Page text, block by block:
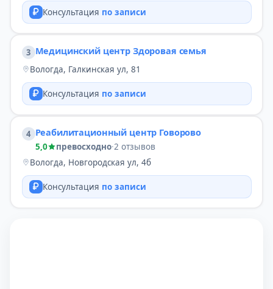
Консультация по записи
3 Медицинский центр Здоровая семья
Вологда, Галкинская ул, 81
Консультация по записи
4 Реабилитационный центр Говорово
5,0 превосходно·2 отзывов
Вологда, Новгородская ул, 4б
Консультация по записи